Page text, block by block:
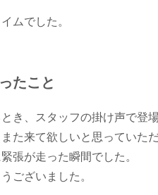
たこと
き、スタッフの掛け声で登
た来て欲しいと思っていた
張が走った瞬間でした。
ございました。